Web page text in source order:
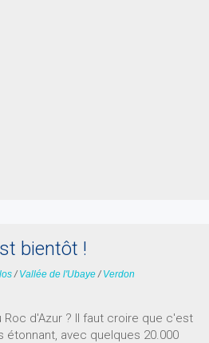
bientôt !
/ Vallée de l'Ubaye/ Verdon
Roc d'Azur ? Il faut croire que c'est
avec quelques 20.000